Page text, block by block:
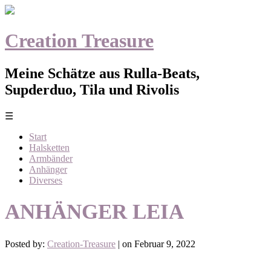
Creation Treasure
Meine Schätze aus Rulla-Beats,
Supderduo, Tila und Rivolis
☰
Start
Halsketten
Armbänder
Anhänger
Diverses
ANHÄNGER LEIA
Posted by: Creation-Treasure | on Februar 9, 2022